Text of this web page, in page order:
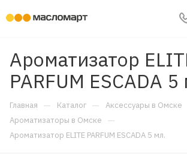
Ароматизатор
PARFUM ESCADA
Главная — Каталог — Аксессуары в Омске
Ароматизаторы в Омске —
Ароматизатор ELITE PARFUM ESCADA 5 мл.